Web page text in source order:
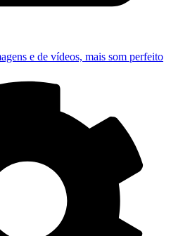
e de vídeos, mais som perfeito